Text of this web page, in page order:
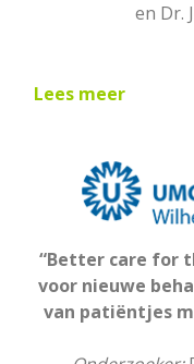
en Dr.
Lees meer
“Better care for
voor nieuwe
van patiëntjes